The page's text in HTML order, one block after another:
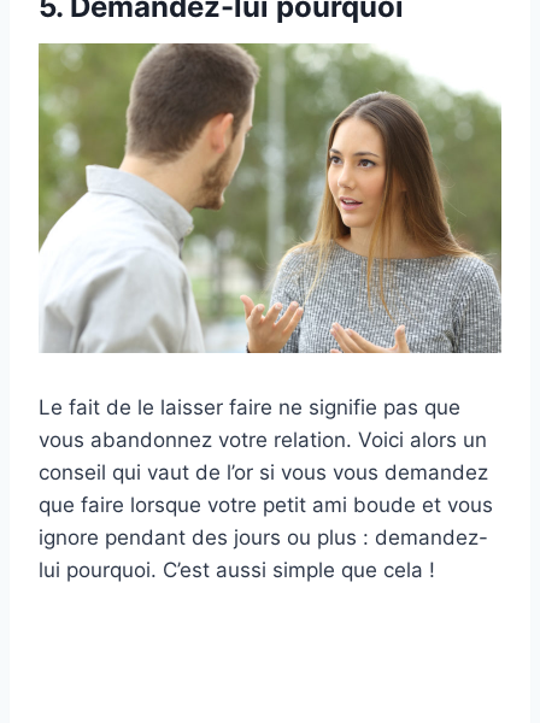
Le fait de le laisser faire ne signifie pas que
vous abandonnez votre relation. Voici alors un
conseil qui vaut de l’or si vous vous demandez
que faire lorsque votre petit ami boude et vous
ignore pendant des jours ou plus : demandez-
lui pourquoi. C’est aussi simple que cela !